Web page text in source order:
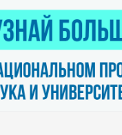
"Наука и университеты"